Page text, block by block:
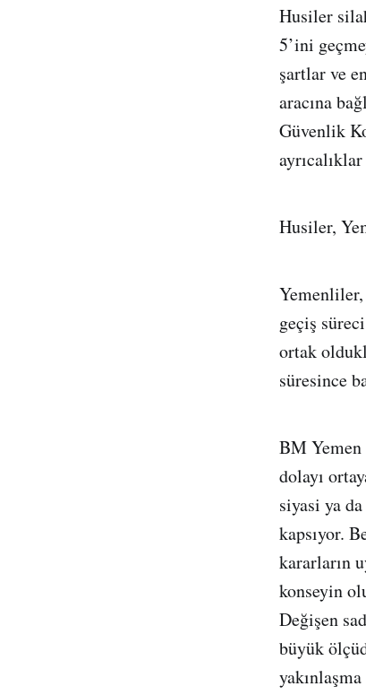
Husiler
5’ini
şartlar ve
aracına
Güvenlik
Husiler,
Yemenliler,
geçiş
ortak
süresince
BM
dolayı
siyasi ya
kapsıyor.
kararların
konseyin
Değişen
büyük